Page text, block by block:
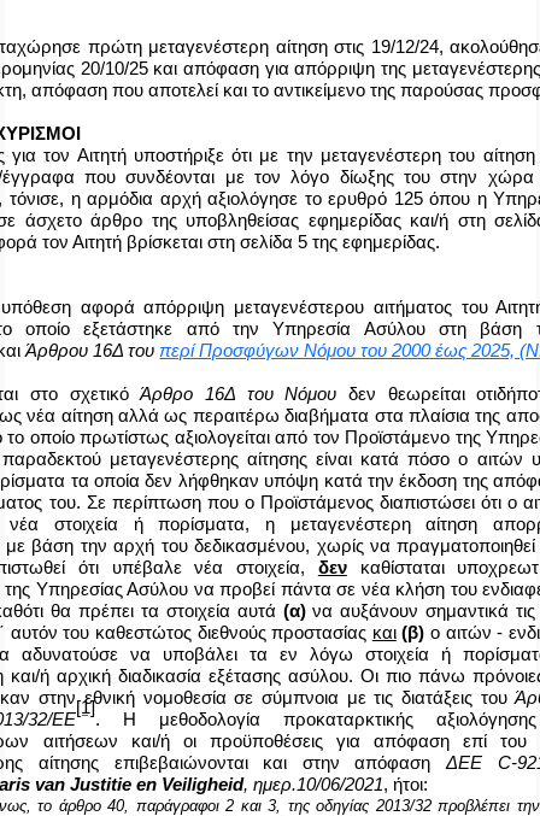
πρώτη μεταγενέστερη αίτηση στις 19/12/24,
20/10/25 και απόφαση για απόρριψη της
απόφαση που αποτελεί και το αντικείμενο της παρούσας
τον Αιτητή υποστήριξε ότι με την μεταγενέστερη του
έγγραφα που συνδέονται με τον λόγο δίωξης του στην
η αρμόδια αρχή αξιολόγησε το ερυθρό 125 όπου η
άσχετο άρθρο της υποβληθείσας εφημερίδας και/ή στη
τον Αιτητή βρίσκεται στη σελίδα 5 της εφημερίδας.
αφορά απόρριψη μεταγενέστερου αιτήματος του
οποίο εξετάστηκε από την Υπηρεσία Ασύλου στη
Άρθρου 16Δ του περί Προσφύγων Νόμου του 2000 έως 2025,
στο σχετικόΆρθρο 16Δ του Νόμουδεν θεωρείται
νέα αίτηση αλλά ως περαιτέρω διαβήματα στα πλαίσια της
το οποίο πρωτίστως αξιολογείται από τον Προϊστάμενο της
μεταγενέστερης αίτησης είναι κατά πόσο ο αιτών
τα οποία δεν λήφθηκαν υπόψη κατά την έκδοση της
του. Σε περίπτωση που ο Προϊστάμενος διαπιστώσει ότι ο
νέα στοιχεία ή πορίσματα, η μεταγενέστερη αίτηση
βάση την αρχή του δεδικασμένου, χωρίς να πραγματοποιηθεί
ότι υπέβαλε νέα στοιχεία, δεν
καθίσταται
της Υπηρεσίας Ασύλου να προβεί πάντα σε νέα κλήση του
θα πρέπει τα στοιχεία αυτά (α)να αυξάνουν σημαντικά τις
αυτόν του καθεστώτος διεθνούς προστασίας και (β) ο αιτών -
αδυνατούσε να υποβάλει τα εν λόγω στοιχεία ή
και/ή αρχική διαδικασία εξέτασης ασύλου. Οι πιο πάνω
στην εθνική νομοθεσία σε σύμπνοια με τις διατάξεις του
32/ΕΕ
[1]
. Η μεθοδολογία προκαταρκτικής
αιτήσεων και/ή οι προϋποθέσεις για απόφαση επί του
αίτησης επιβεβαιώνονται και στην απόφασηΔΕΕ C-
van Justitie en Veiligheid, ημερ.10/06/2021, ήτοι:
το άρθρο 40, παράγραφοι 2 και 3, της οδηγίας 2013/32 προβλέπει